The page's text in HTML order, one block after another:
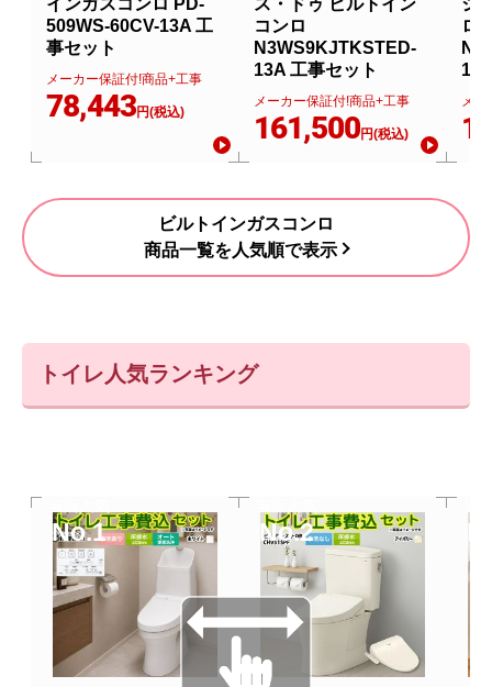
インガスコンロ PD-
509WS-60CV-13A 工
事セット
メーカー保証付!商品+工事
78,443円(税込)
ス・ドゥ ビルトイン
コンロ
N3WS9KJTKSTED-
13A 工事セット
メーカー保証付!商品+工事
161,500円(税込)
シ
ロ
メー
ビルトインガスコンロ
商品一覧を人気順で表示
トイレ人気ランキング
No.1 No.2